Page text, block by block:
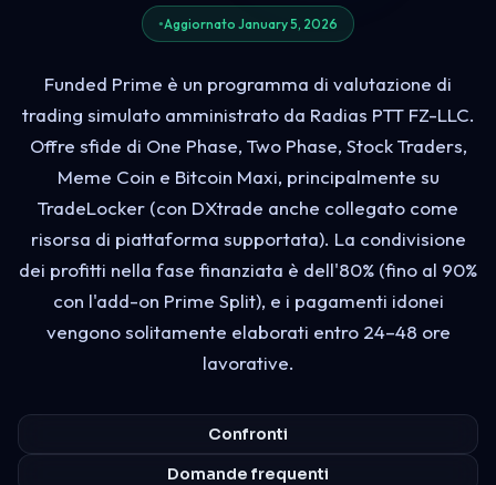
Aggiornato January 5, 2026
Funded Prime è un programma di valutazione di
trading simulato amministrato da Radias PTT FZ-LLC.
Offre sfide di One Phase, Two Phase, Stock Traders,
Meme Coin e Bitcoin Maxi, principalmente su
TradeLocker (con DXtrade anche collegato come
risorsa di piattaforma supportata). La condivisione
dei profitti nella fase finanziata è dell'80% (fino al 90%
con l'add-on Prime Split), e i pagamenti idonei
vengono solitamente elaborati entro 24–48 ore
lavorative.
Confronti
Domande frequenti